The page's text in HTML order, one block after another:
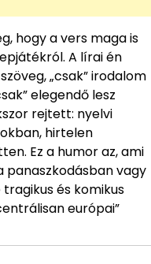
hogy a vers maga is
A lírai én
„csak” irodalom
elegendő lesz
rejtett: nyelvi
hirtelen
Ez a humor az, ami
panaszkodásban vagy
és komikus
európai”